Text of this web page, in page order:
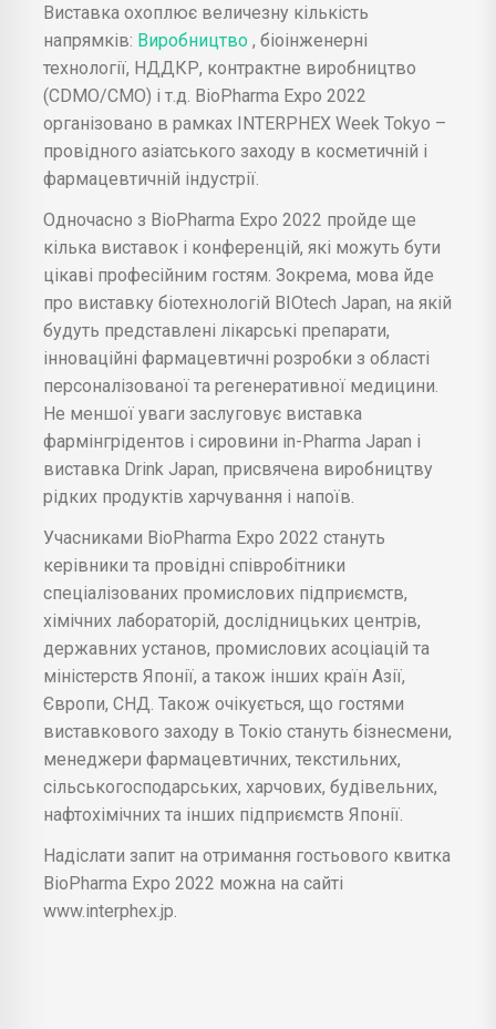
Виставка охоплює величезну кількість
напрямків: Виробництво , біоінженерні
технології, НДДКР, контрактне виробництво
(CDMO/CMO) і т.д. BioPharma Expo 2022
організовано в рамках INTERPHEX Week Tokyo –
провідного азіатського заходу в косметичній і
фармацевтичній індустрії.
Одночасно з BioPharma Expo 2022 пройде ще
кілька виставок і конференцій, які можуть бути
цікаві професійним гостям. Зокрема, мова йде
про виставку біотехнологій BIOtech Japan, на якій
будуть представлені лікарські препарати,
інноваційні фармацевтичні розробки з області
персоналізованої та регенеративної медицини.
Не меншої уваги заслуговує виставка
фармінгрідентов і сировини in-Pharma Japan і
виставка Drink Japan, присвячена виробництву
рідких продуктів харчування і напоїв.
Учасниками BioPharma Expo 2022 стануть
керівники та провідні співробітники
спеціалізованих промислових підприємств,
хімічних лабораторій, дослідницьких центрів,
державних установ, промислових асоціацій та
міністерств Японії, а також інших країн Азії,
Європи, СНД. Також очікується, що гостями
виставкового заходу в Токіо стануть бізнесмени,
менеджери фармацевтичних, текстильних,
сільськогосподарських, харчових, будівельних,
нафтохімічних та інших підприємств Японії.
Надіслати запит на отримання гостьового квитка
BioPharma Expo 2022 можна на сайті
www.interphex.jp.